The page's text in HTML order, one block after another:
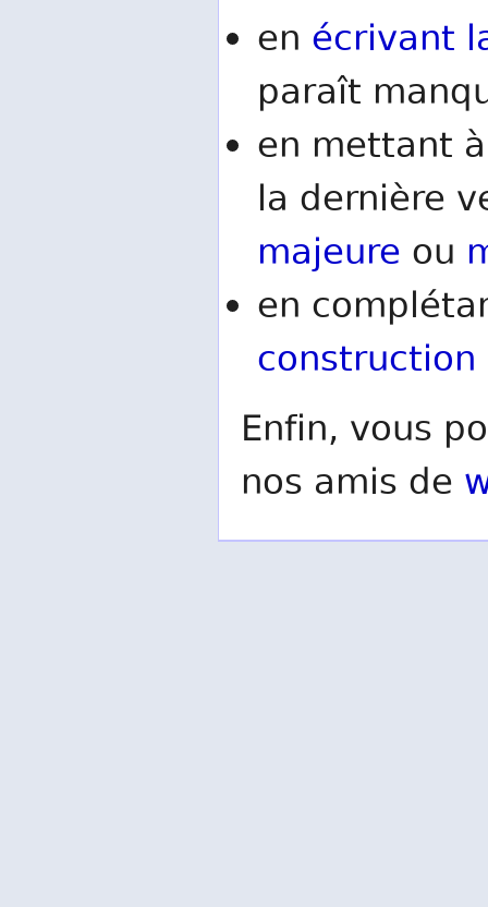
en écrivant
paraît
en mettant
la dernière
majeure ou
en
construction
Enfin, vous
nos amis de